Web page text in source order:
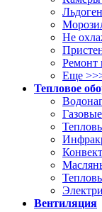
Не
Ремонт
Еще
Тепловое
Вентиляция